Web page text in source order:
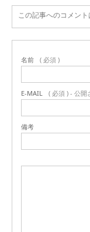
この記事へのコメント
名前 ( 必須 )
E-MAIL ( 必須 ) - 公開
備考